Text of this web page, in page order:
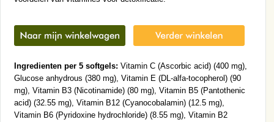
Ingredienten per 5 softgels: Vitamin C (Ascorbic acid) (400 mg),
Glucose anhydrous (380 mg), Vitamin E (DL-alfa-tocopherol) (90
mg), Vitamin B3 (Nicotinamide) (80 mg), Vitamin B5 (Pantothenic
acid) (32.55 mg), Vitamin B12 (Cyanocobalamin) (12.5 mg),
Vitamin B6 (Pyridoxine hydrochloride) (8.55 mg), Vitamin B2